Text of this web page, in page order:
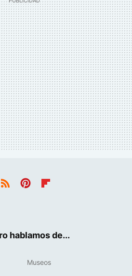
hablamos de...
Museos